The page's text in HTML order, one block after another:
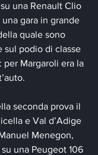
una Renault Clio
gara in grande
quale sono
sul podio di classe
Margaroli era la
seconda prova il
e Val d’Adige
Menegon,
una Peugeot 106